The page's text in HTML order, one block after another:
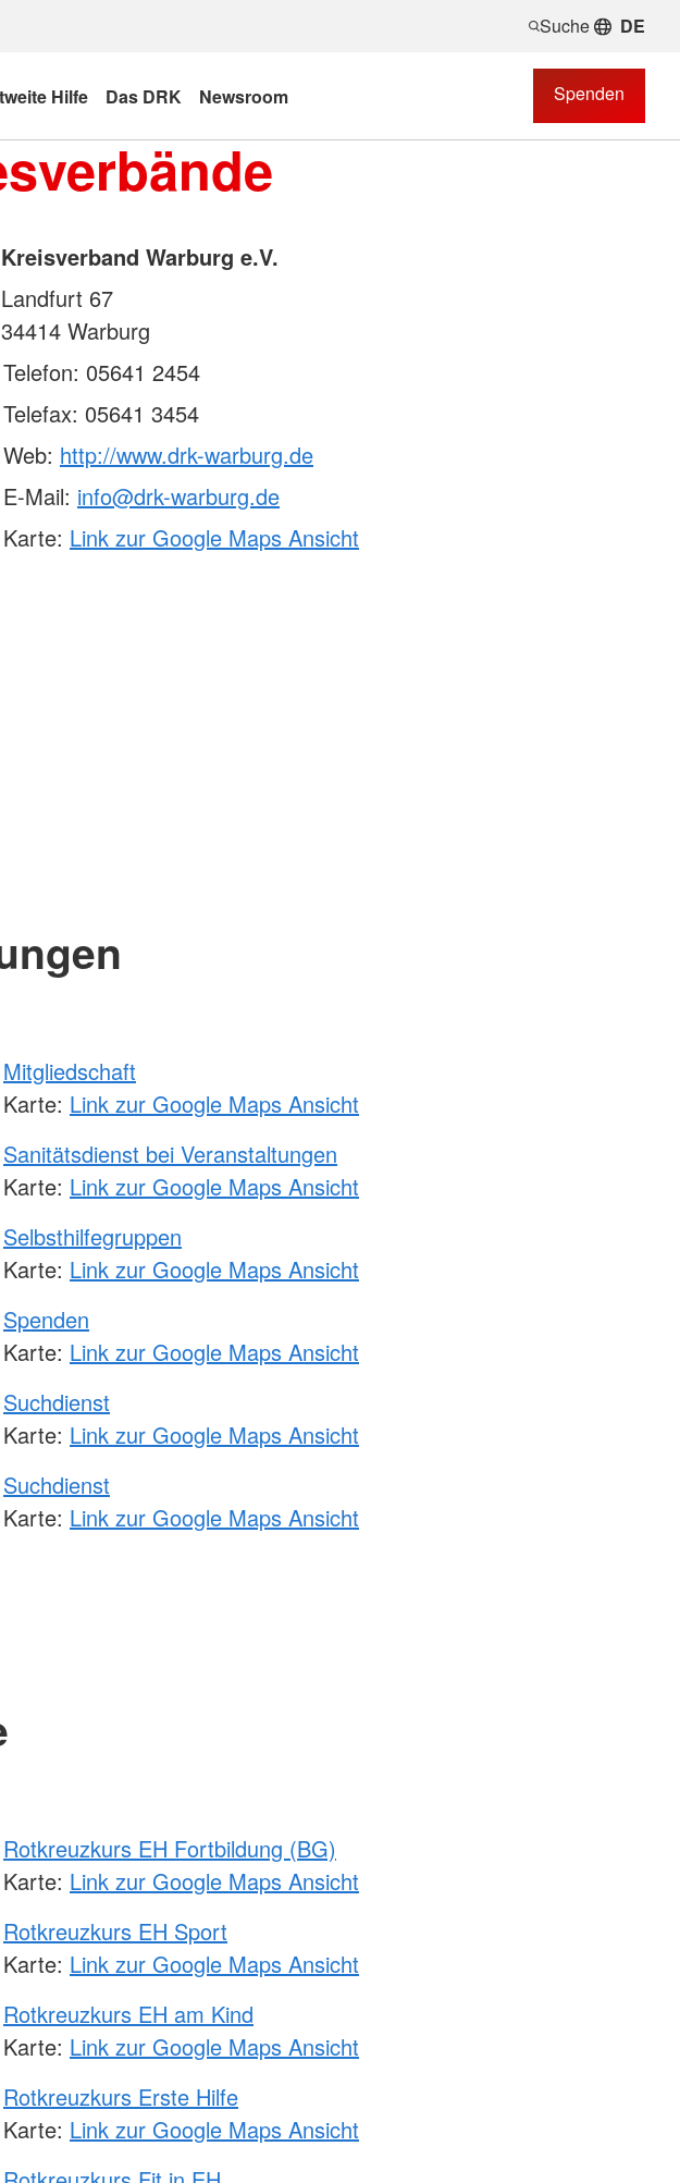
Suche DE
Hilfe Das DRK Newsroom Spenden
Kreisverband Warburg e.V.
Landfurt 67
34414 Warburg
Telefon: 05641 2454
Telefax: 05641 3454
Web: http://www.drk-warburg.de
E-Mail: info@drk-warburg.de
Karte: Link zur Google Maps Ansicht
Mitgliedschaft
Karte: Link zur Google Maps Ansicht
Sanitätsdienst bei Veranstaltungen
Karte: Link zur Google Maps Ansicht
Selbsthilfegruppen
Karte: Link zur Google Maps Ansicht
Spenden
Karte: Link zur Google Maps Ansicht
Suchdienst
Karte: Link zur Google Maps Ansicht
Suchdienst
Karte: Link zur Google Maps Ansicht
Rotkreuzkurs EH Fortbildung (BG)
Karte: Link zur Google Maps Ansicht
Rotkreuzkurs EH Sport
Karte: Link zur Google Maps Ansicht
Rotkreuzkurs EH am Kind
Karte: Link zur Google Maps Ansicht
Rotkreuzkurs Erste Hilfe
Karte: Link zur Google Maps Ansicht